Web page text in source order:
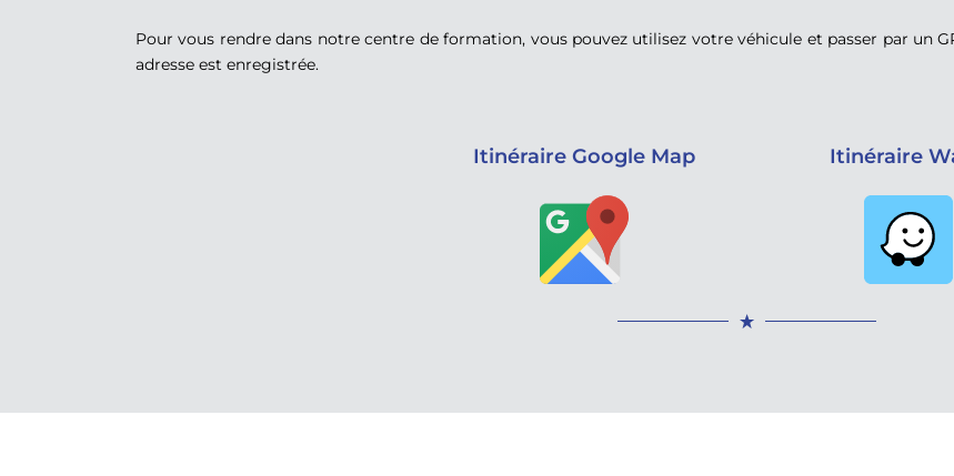
Pour vous rendre dans notre centre de formation, vous pouvez utilisez votre véhicule et passer par un
adresse est enregistrée.
Itinéraire Google Map Itinéraire